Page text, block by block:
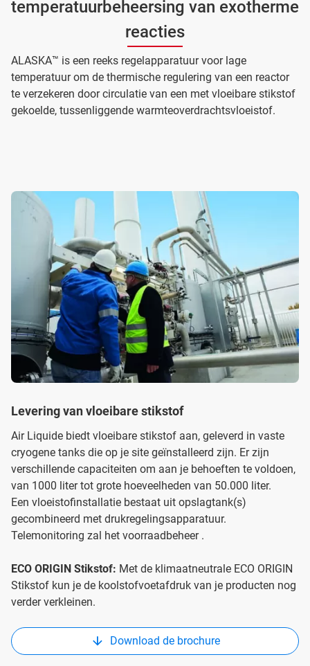
temperatuurbeheersing van exotherme
reacties
ALASKA™ is een reeks regelapparatuur voor lage
temperatuur om de thermische regulering van een reactor
te verzekeren door circulatie van een met vloeibare stikstof
gekoelde, tussenliggende warmteoverdrachtsvloeistof.
Levering van vloeibare stikstof
Air Liquide biedt vloeibare stikstof aan, geleverd in vaste
cryogene tanks die op je site geïnstalleerd zijn. Er zijn
verschillende capaciteiten om aan je behoeften te voldoen,
van 1000 liter tot grote hoeveelheden van 50.000 liter.
Een vloeistofinstallatie bestaat uit opslagtank(s)
gecombineerd met drukregelingsapparatuur.
Telemonitoring zal het voorraadbeheer .
ECO ORIGIN Stikstof: Met de klimaatneutrale ECO ORIGIN
Stikstof kun je de koolstofvoetafdruk van je producten nog
verder verkleinen.
Download de brochure